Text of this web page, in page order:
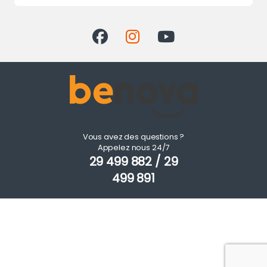
Vous avez des questions ?
Appelez nous 24/7
29 499 882 / 29
499 891